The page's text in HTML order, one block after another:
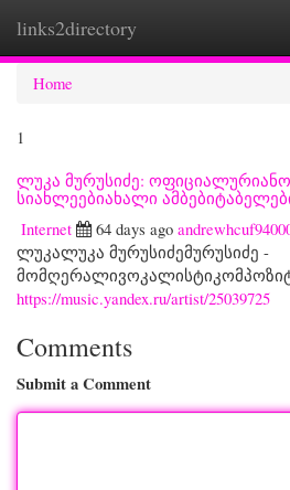
links2directory
Home
1
ლუკა მურუსიძე:
სიახლეებიახალი
Internet
64 days ago
ლუკალუკა მურუსიძემურუსიძე -
https://music.yandex.ru/artist/25039725
Comments
Submit a Comment